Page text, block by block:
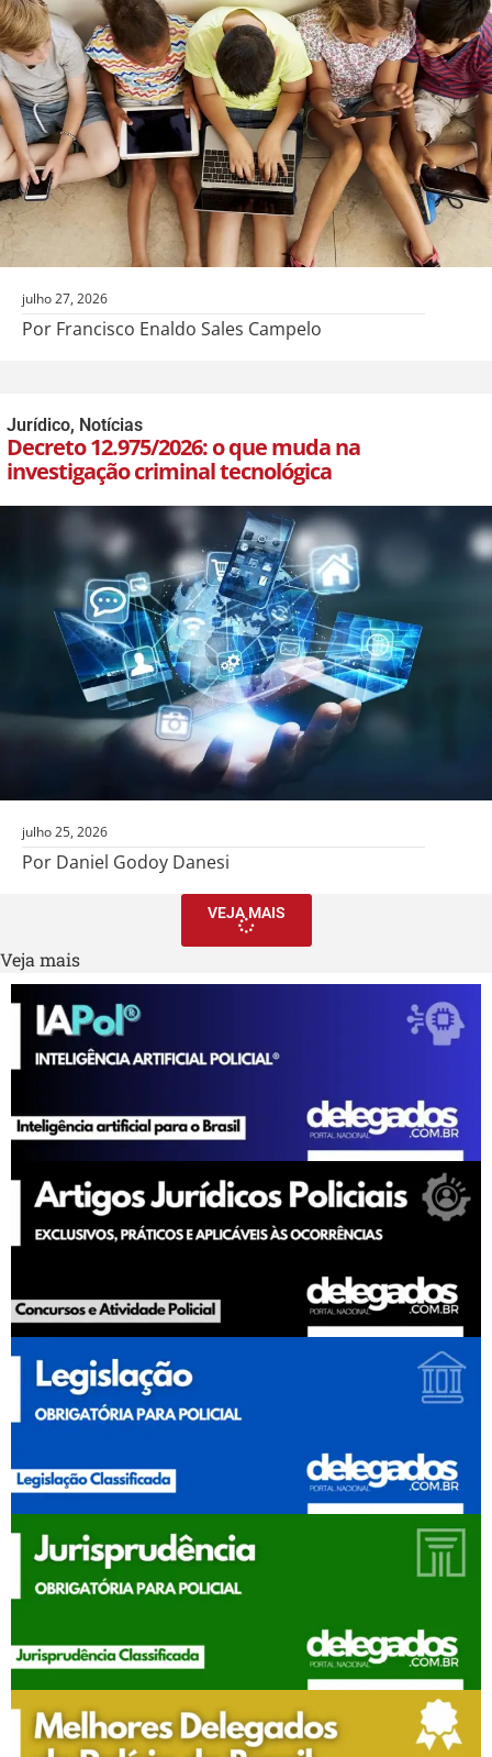
julho 27, 2026
Por Francisco Enaldo Sales Campelo
Jurídico, Notícias
Decreto 12.975/2026: o que muda na
investigação criminal tecnológica
julho 25, 2026
Por Daniel Godoy Danesi
VEJA MAIS
Veja mais